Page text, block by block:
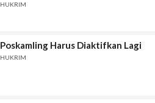
HUKRIM
Poskamling Harus Diaktifkan Lagi
HUKRIM